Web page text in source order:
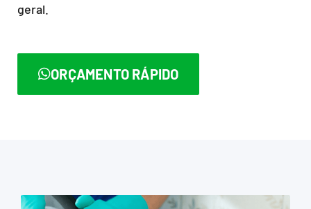
geral.
ORÇAMENTO RÁPIDO